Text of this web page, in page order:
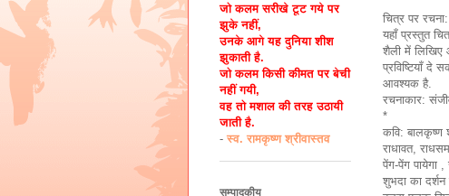
चित्र पर रचना:
यहाँ प्रस्तुत
शैली में लिखिए
प्रविष्टियाँ दे
आवश्यक है.
रचनाकार:
*
कवि: बालकृष्ण
राधावत,
पेंग-पेंग पायेगा
शुभदा का
जो कलम सरीखे टूट गये पर
झुके नहीं,
उनके आगे यह दुनिया शीश
झुकाती है.
जो कलम किसी कीमत पर बेची
नहीं गयी,
वह तो मशाल की तरह उठायी
जाती है.
- स्व. रामकृष्ण श्रीवास्तव
सम्पादकीय